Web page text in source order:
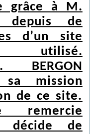
grâce à M.
depuis de
d’un site
utilisé.
BERGON
mission
de ce site.
décide de